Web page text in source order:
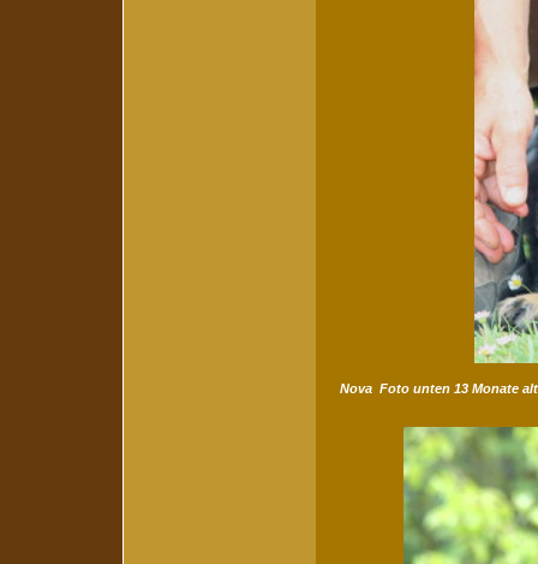
Nova Foto unten 13 Monate alt